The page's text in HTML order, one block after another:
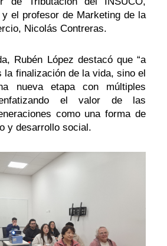
y el profesor de Marketing de la
Nicolás Contreras.
Rubén López destacó que “a
la finalización de la vida, sino el
nueva etapa con múltiples
enfatizando el valor de las
como una forma de
y desarrollo social.